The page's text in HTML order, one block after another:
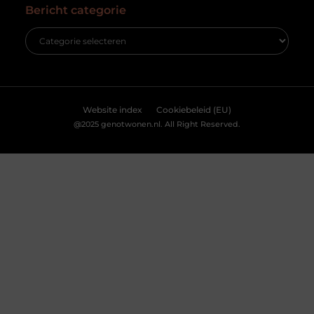
mogelijkheden.
Bekijk Voorkeuren
eigenaar. Maar dat betekent niet dat een